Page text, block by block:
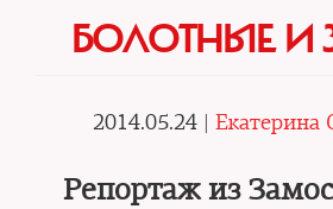
БОЛОТНЫЕ И
2014.05.24 | Екатерина
Репортаж из